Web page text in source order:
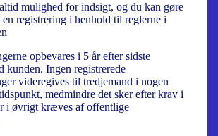
mulighed for indsigt, og du kan gøre
registrering i henhold til reglerne i
opbevares i 5 år efter sidste
kunden. Ingen registrerede
videregives til tredjemand i nogen
medmindre det sker efter krav i
i øvrigt kræves af offentlige